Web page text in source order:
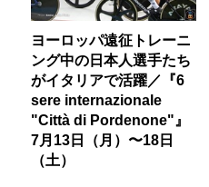
ヨーロッパ遠征トレーニ
ング中の日本人選手たち
がイタリアで活躍／『6
sere internazionale
"Città di Pordenone"』
7月13日（月）〜18日
（土）